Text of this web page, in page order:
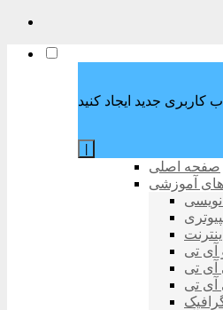
صفحه اصلی
های آموزشی
نویسی
آی تی
آی تی
آی تی